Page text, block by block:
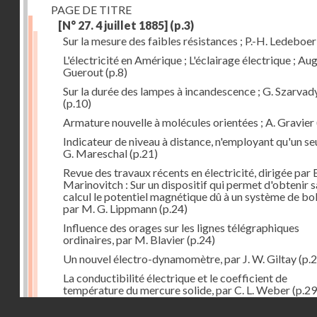
PAGE DE TITRE
[N° 27. 4 juillet 1885] (p.3)
Sur la mesure des faibles résistances ; P.-H. Ledeboer
L'électricité en Amérique ; L'éclairage électrique ;
Guerout(p.8)
Sur la durée des lampes à incandescence ; G.
(p.10)
Armature nouvelle à molécules orientées ; A. Gravier
Indicateur de niveau à distance, n'employant qu'un
G. Mareschal(p.21)
Revue des travaux récents en électricité, dirigée par
Marinovitch : Sur un dispositif qui permet d'obtenir
calcul le potentiel magnétique dû à un système de
par M. G. Lippmann(p.24)
Influence des orages sur les lignes télégraphiques
ordinaires, par M. Blavier(p.24)
Un nouvel électro-dynamomètre, par J. W. Giltay
La conductibilité électrique et le coefficient de
température du mercure solide, par C. L. Weber